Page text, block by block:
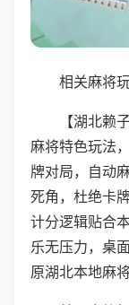
相关麻将
【湖北赖
麻将特色玩法
牌对局，自动
死角，杜绝卡
计分逻辑贴合
乐无压力，桌
原湖北本地麻